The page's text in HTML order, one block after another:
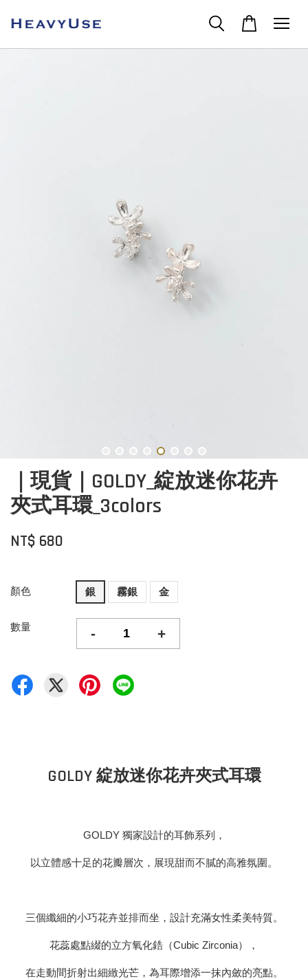
｜現貨｜GOLDY_綻放迷你花卉
夾式耳環_3colors
NT$ 680
顏色 銀 霧銀 金
數量 - +
GOLDY 綻放迷你花卉夾式耳環
GOLDY 獨家設計的耳飾系列，
以立體感十足的花瓣層次，展現甜而不膩的高雅氛圍。
三個纖細的小巧花卉並排而坐，設計充滿女性柔美特質。
花蕊處點綴的立方氧化鋯（Cubic Zirconia），
在走動間折射出細緻光芒，為耳際增添一抹內斂的亮點。